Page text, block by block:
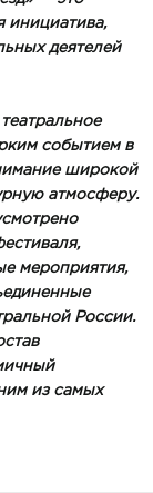
инициатива,
деятелей
событием в
широкой
атмосферу.
мероприятия,
России.
из самых